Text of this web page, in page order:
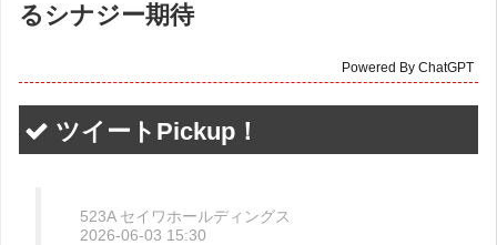
るシナジー期待
Powered By ChatGPT
ツイートPickup！
523A セイワホールディングス
2026-06-03 15:30